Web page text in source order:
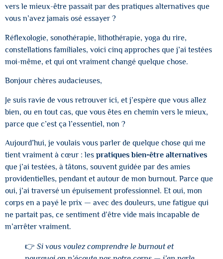
vers le mieux-être passait par des pratiques alternatives que
vous n’avez jamais osé essayer ?
Réflexologie, sonothérapie, lithothérapie, yoga du rire,
constellations familiales, voici cinq approches que j’ai testées
moi-même, et qui ont vraiment changé quelque chose.
Bonjour chères audacieuses,
Je suis ravie de vous retrouver ici, et j’espère que vous allez
bien, ou en tout cas, que vous êtes en chemin vers le mieux,
parce que c’est ça l’essentiel, non ?
Aujourd’hui, je voulais vous parler de quelque chose qui me
tient vraiment à cœur : les pratiques bien-être alternatives
que j’ai testées, à tâtons, souvent guidée par des amies
providentielles, pendant et autour de mon burnout. Parce que
oui, j’ai traversé un épuisement professionnel. Et oui, mon
corps en a payé le prix — avec des douleurs, une fatigue qui
ne partait pas, ce sentiment d’être vide mais incapable de
m’arrêter vraiment.
👉 Si vous voulez comprendre le burnout et